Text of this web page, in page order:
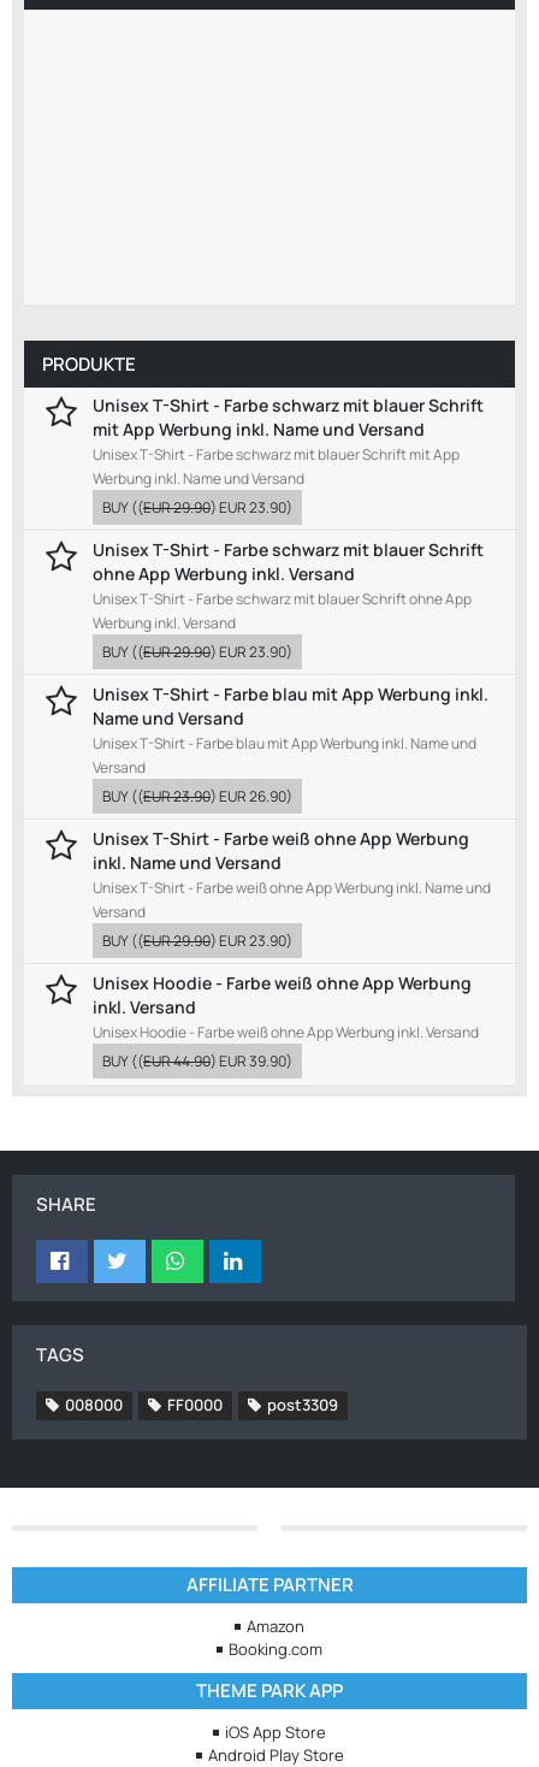
PRODUKTE
Unisex T-Shirt - Farbe schwarz mit blauer Schrift
mit App Werbung inkl. Name und Versand
Unisex T-Shirt - Farbe schwarz mit blauer Schrift mit App
Werbung inkl. Name und Versand
BUY((EUR 29.90)EUR 23.90)
Unisex T-Shirt - Farbe schwarz mit blauer Schrift
ohne App Werbung inkl. Versand
Unisex T-Shirt - Farbe schwarz mit blauer Schrift ohne App
Werbung inkl. Versand
BUY((EUR 29.90)EUR 23.90)
Unisex T-Shirt - Farbe blau mit App Werbung inkl.
Name und Versand
Unisex T-Shirt - Farbe blau mit App Werbung inkl. Name und
Versand
BUY((EUR 23.90)EUR 26.90)
Unisex T-Shirt - Farbe weiß ohne App Werbung
inkl. Name und Versand
Unisex T-Shirt - Farbe weiß ohne App Werbung inkl. Name und
Versand
BUY((EUR 29.90)EUR 23.90)
Unisex Hoodie - Farbe weiß ohne App Werbung
inkl. Versand
Unisex Hoodie - Farbe weiß ohne App Werbung inkl. Versand
BUY((EUR 44.90)EUR 39.90)
SHARE
TAGS
008000 FF0000 post3309
AFFILIATE PARTNER
Amazon
Booking.com
THEME PARK APP
iOS App Store
Android Play Store